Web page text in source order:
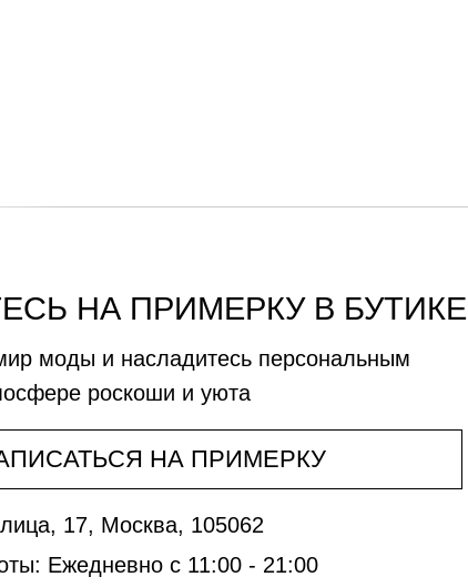
НА ПРИМЕРКУ
НА ПРИМЕРКУ В БУТИКЕ
моды и насладитесь персональным
роскоши и уюта
17, Москва, 105062
Ежедневно с 11:00 - 21:00